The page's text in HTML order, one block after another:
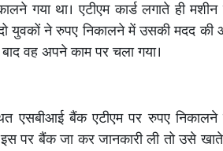
गया था। एटीएम कार्ड लगाते ही मशीन
दो युवकों ने रुपए निकालने में उसकी मदद की
वह अपने काम पर चला गया।
एसबीआई बैंक एटीएम पर रुपए निकालने
इस पर बैंक जा कर जानकारी ली तो उसे